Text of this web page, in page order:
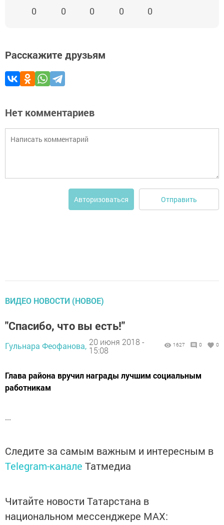
0 0 0 0 0
Расскажите друзьям
Нет комментариев
Авторизоваться Отправить
ВИДЕО НОВОСТИ (НОВОЕ)
"Спасибо, что вы есть!"
Гульнара Феофанова, 20 июня 2018 -
15:08
1627 0 0
Глава района вручил награды лучшим социальным
работникам
...
Следите за самым важным и интересным в
Telegram-канале Татмедиа
Читайте новости Татарстана в
национальном мессенджере MАХ: